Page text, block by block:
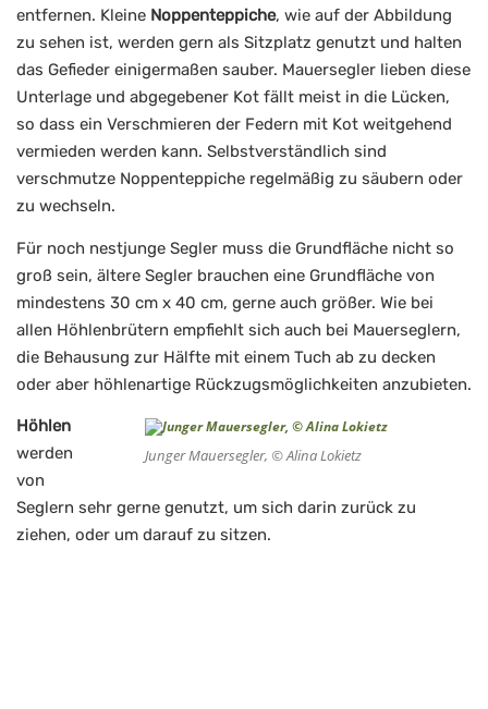
entfernen. Kleine Noppenteppiche, wie auf der Abbildung
zu sehen ist, werden gern als Sitzplatz genutzt und halten
das Gefieder einigermaßen sauber. Mauersegler lieben diese
Unterlage und abgegebener Kot fällt meist in die Lücken,
so dass ein Verschmieren der Federn mit Kot weitgehend
vermieden werden kann. Selbstverständlich sind
verschmutze Noppenteppiche regelmäßig zu säubern oder
zu wechseln.
Für noch nestjunge Segler muss die Grundfläche nicht so
groß sein, ältere Segler brauchen eine Grundfläche von
mindestens 30 cm x 40 cm, gerne auch größer. Wie bei
allen Höhlenbrütern empfiehlt sich auch bei Mauerseglern,
die Behausung zur Hälfte mit einem Tuch ab zu decken
oder aber höhlenartige Rückzugsmöglichkeiten anzubieten.
Junger Mauersegler, © Alina Lokietz
Höhlen
werden
von
Seglern sehr gerne genutzt, um sich darin zurück zu
ziehen, oder um darauf zu sitzen.